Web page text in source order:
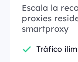
Escala la
proxies
smartproxy
Tráfico